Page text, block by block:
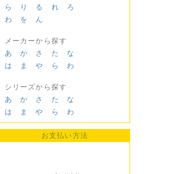
ら
り る れ
ろ
わ
を ん
メーカーから探す
あ
か さ た
な
は
ま や ら わ
シリーズから探す
あ
か さ た
な
は
ま や ら わ
お支払い方法